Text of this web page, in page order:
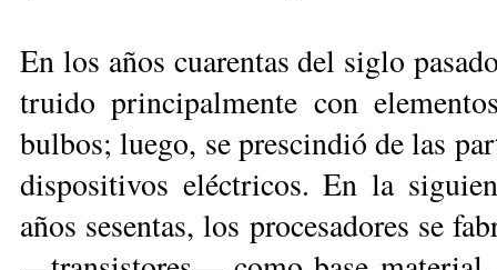
En los años cua­ren­tas del si­glo
trui­do prin­ci­pal­men­te con
bul­bos; lue­go, se pres­cin­dió de las
dis­po­si­ti­vos eléc­tri­cos. En la
años se­sen­tas, los pro­ce­sa­do­res se